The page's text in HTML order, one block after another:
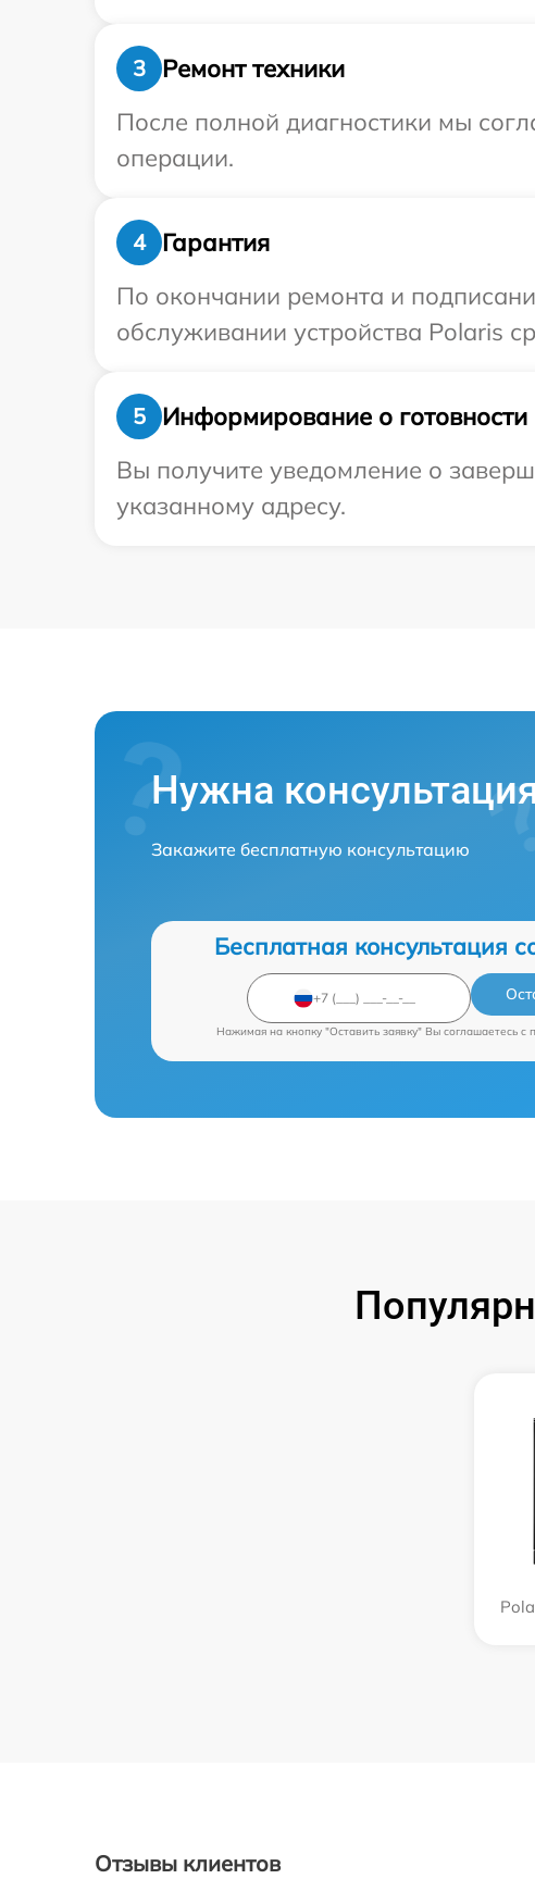
3
Ремонт техники
После полной диагностики мы
операции.
4
Гарантия
По окончании ремонта и
обслуживании устройства Polaris
5
Информирование о готовности
Вы получите уведомление о
указанному адресу.
Нужна
Закажите бесплатную консультацию
Бесплатная консультация
Нажимая на кнопку "Оставить заявку" Вы соглашаетесь c
Отзывы клиентов